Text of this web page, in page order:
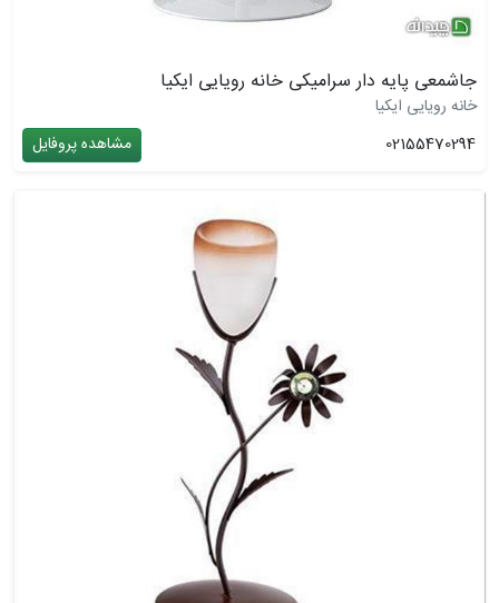
جاشمعی پایه دار سرامیکی خانه رویایی ایکیا
خانه رویایی ایکیا
02155470294
مشاهده پروفایل